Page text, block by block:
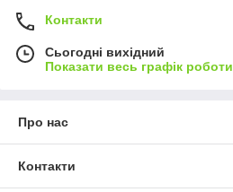
Контакти
Сьогодні вихідний
Показати весь графік роботи
Про нас
Контакти